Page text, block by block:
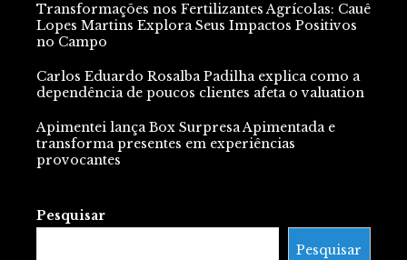
Transformações nos Fertilizantes Agrícolas: Cauê
Lopes Martins Explora Seus Impactos Positivos
no Campo
Carlos Eduardo Rosalba Padilha explica como a
dependência de poucos clientes afeta o valuation
Apimentei lança Box Surpresa Apimentada e
transforma presentes em experiências
provocantes
Pesquisar
Pesquisar